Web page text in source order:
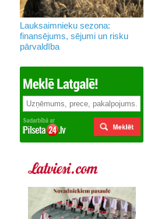
Lauksaimnieku sezona:
finansējums, sējumi un risku
pārvaldība